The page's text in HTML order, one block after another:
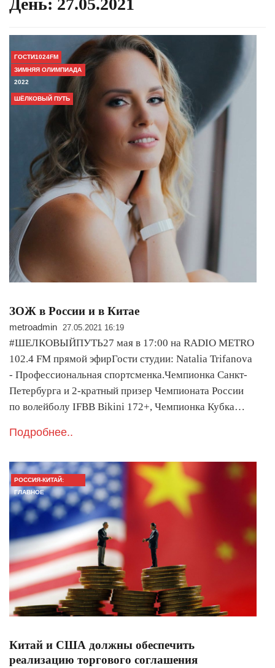
День: 27.05.2021
ГОСТИ1024FM
ЗИМНЯЯ ОЛИМПИАДА
2022
ШЁЛКОВЫЙ ПУТЬ
ЗОЖ в России и в Китае
metroadmin 27.05.2021 16:19
#ШЕЛКОВЫЙПУТЬ27 мая в 17:00 на RADIO METRO
102.4 FM прямой эфирГости студии: Natalia Trifanova
- Профессиональная спортсменка.Чемпионка Санкт-
Петербурга и 2-кратный призер Чемпионата России
по волейболу IFBB Bikini 172+, Чемпионка Кубка…
Подробнее..
РОССИЯ-КИТАЙ:
ГЛАВНОЕ
Китай и США должны обеспечить
реализацию торгового соглашения